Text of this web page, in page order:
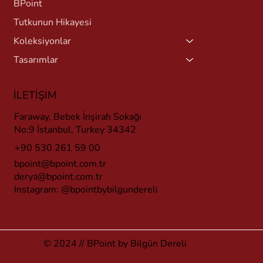
BPoint
Tutkunun Hikayesi
Koleksiyonlar
Tasarımlar
İLETİŞİM
Faraway, Bebek İnşirah Sokağı
No:9 İstanbul, Turkey 34342
+90 530 261 59 00
bpoint@bpoint.com.tr
derya@bpoint.com.tr
Instagram: @bpointbybilgundereli
© 2024 // BPoint by Bilgün Dereli